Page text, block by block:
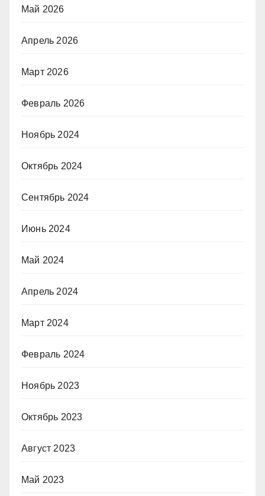
Май 2026
Апрель 2026
Март 2026
Февраль 2026
Ноябрь 2024
Октябрь 2024
Сентябрь 2024
Июнь 2024
Май 2024
Апрель 2024
Март 2024
Февраль 2024
Ноябрь 2023
Октябрь 2023
Август 2023
Май 2023